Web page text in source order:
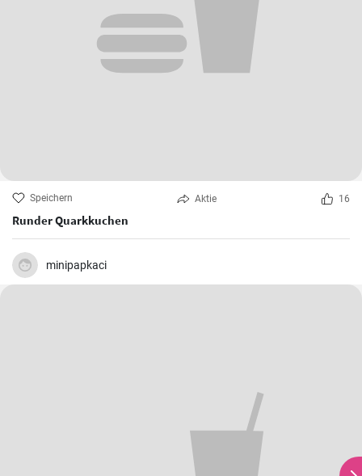
Speichern Aktie 16
Runder Quarkkuchen
minipapkaci